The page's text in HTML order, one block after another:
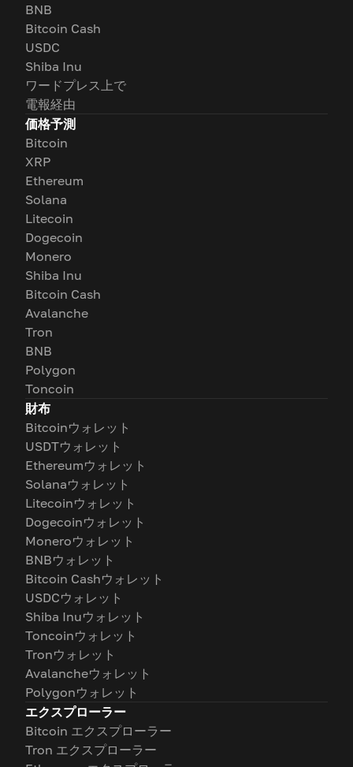
BNB
Bitcoin Cash
USDC
Shiba Inu
ワードプレス上で
電報経由
価格予測
Bitcoin
XRP
Ethereum
Solana
Litecoin
Dogecoin
Monero
Shiba Inu
Bitcoin Cash
Avalanche
Tron
BNB
Polygon
Toncoin
財布
Bitcoinウォレット
USDTウォレット
Ethereumウォレット
Solanaウォレット
Litecoinウォレット
Dogecoinウォレット
Moneroウォレット
BNBウォレット
Bitcoin Cashウォレット
USDCウォレット
Shiba Inuウォレット
Toncoinウォレット
Tronウォレット
Avalancheウォレット
Polygonウォレット
エクスプローラー
Bitcoin エクスプローラー
Tron エクスプローラー